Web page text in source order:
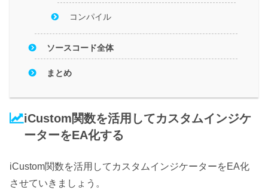
コンパイル
ソースコード全体
まとめ
iCustom関数を活用してカスタムインジケ
ーターをEA化する
iCustom関数を活用してカスタムインジケーターをEA化
させていきましょう。